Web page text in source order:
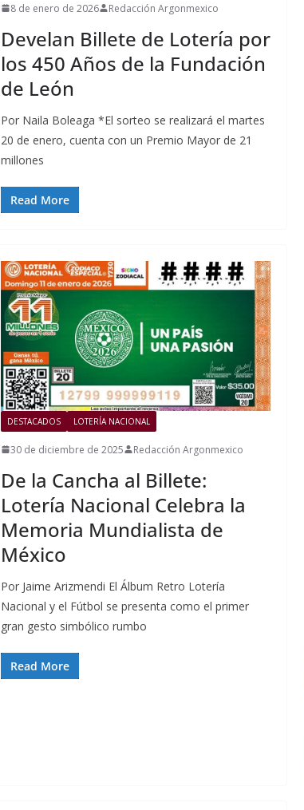
8 de enero de 2026 Redacción Argonmexico
Develan Billete de Lotería por
los 450 Años de la Fundación
de León
Por Naila Boleaga *El sorteo se realizará el martes
20 de enero, cuenta con un Premio Mayor de 21
millones
Read More
DESTACADOS LOTERÍA NACIONAL
30 de diciembre de 2025 Redacción Argonmexico
De la Cancha al Billete:
Lotería Nacional Celebra la
Memoria Mundialista de
México
Por Jaime Arizmendi El Álbum Retro Lotería
Nacional y el Fútbol se presenta como el primer
gran gesto simbólico rumbo
Read More